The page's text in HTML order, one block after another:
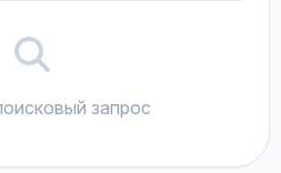
запрос